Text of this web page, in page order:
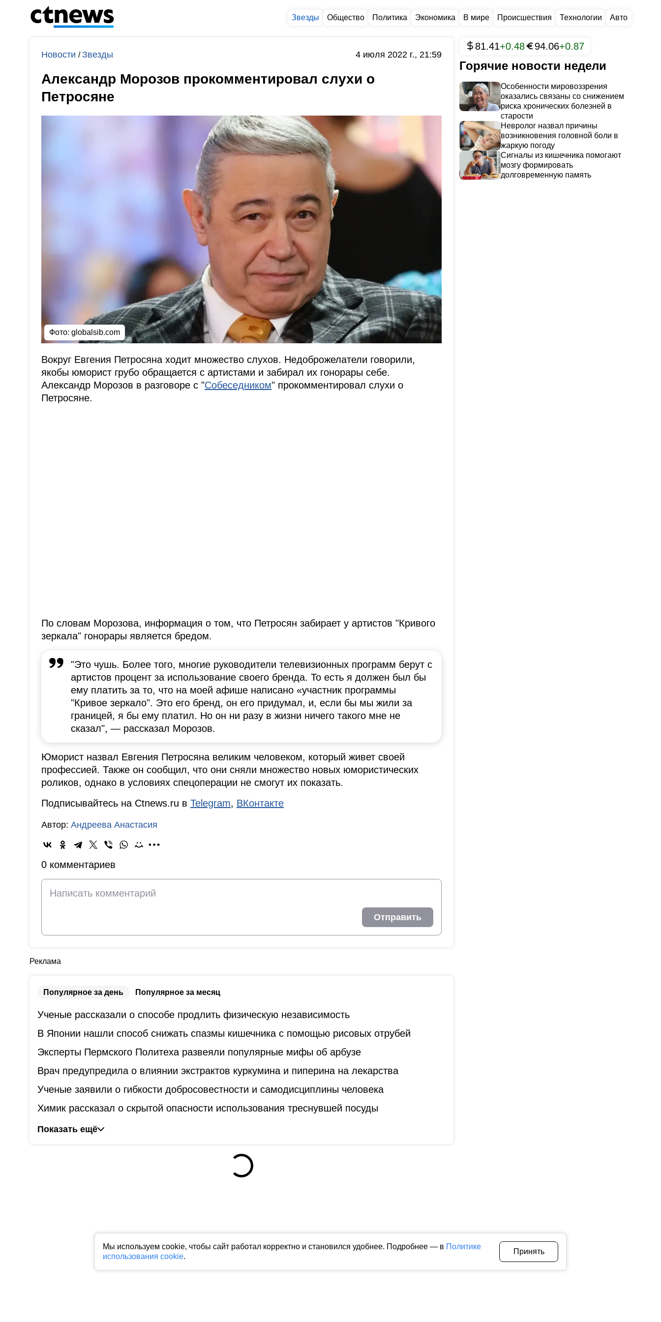
Мы используем cookie, чтобы сайт работал корректно и становился удобнее. Подробнее — в Политике
использования cookie.
Принять
Звезды Общество Политика Экономика В мире Происшествия Технологии Авто
Новости /Звезды 4 июля 2022 г., 21:59
Александр Морозов прокомментировал слухи о
Петросяне
Фото: globalsib.com
Вокруг Евгения Петросяна ходит множество слухов. Недоброжелатели говорили,
якобы юморист грубо обращается с артистами и забирал их гонорары себе.
Александр Морозов в разговоре с "Собеседником" прокомментировал слухи о
Петросяне.
По словам Морозова, информация о том, что Петросян забирает у артистов "Кривого
зеркала" гонорары является бредом.
"Это чушь. Более того, многие руководители телевизионных программ берут с
артистов процент за использование своего бренда. То есть я должен был бы
ему платить за то, что на моей афише написано «участник программы
"Кривое зеркало". Это его бренд, он его придумал, и, если бы мы жили за
границей, я бы ему платил. Но он ни разу в жизни ничего такого мне не
сказал", — рассказал Морозов.
Юморист назвал Евгения Петросяна великим человеком, который живет своей
профессией. Также он сообщил, что они сняли множество новых юмористических
роликов, однако в условиях спецоперации не смогут их показать.
Подписывайтесь на Ctnews.ru в Telegram, ВКонтакте
Автор: Андреева Анастасия
0 комментариев
Отправить
Реклама
Популярное за день Популярное за месяц
Ученые рассказали о способе продлить физическую независимость
В Японии нашли способ снижать спазмы кишечника с помощью рисовых отрубей
Эксперты Пермского Политеха развеяли популярные мифы об арбузе
Врач предупредила о влиянии экстрактов куркумина и пиперина на лекарства
Ученые заявили о гибкости добросовестности и самодисциплины человека
Химик рассказал о скрытой опасности использования треснувшей посуды
Показать ещё
81.41+0.48 94.06+0.87
Горячие новости недели
Особенности мировоззрения
оказались связаны со снижением
риска хронических болезней в
старости
Невролог назвал причины
возникновения головной боли в
жаркую погоду
Сигналы из кишечника помогают
мозгу формировать
долговременную память